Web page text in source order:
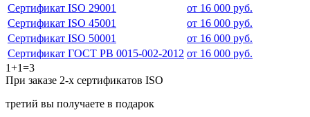
Сертификат ISO 29001
от 16 000 руб.
Сертификат ISO 45001
от 16 000 руб.
Сертификат ISO 50001
от 16 000 руб.
Сертификат ГОСТ РВ 0015-002-2012 от 16 000 руб.
1+1=3
При заказе 2-х сертификатов ISO
третий вы получаете в подарок